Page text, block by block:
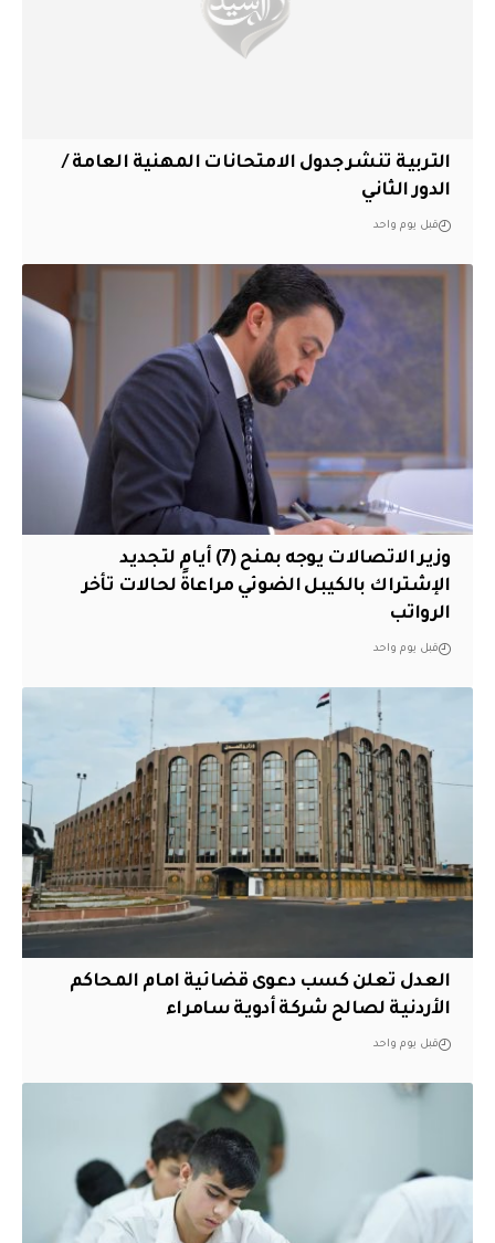
التربية تنشر جدول الامتحانات المهنية العامة /
الدور الثاني
قبل يوم واحد
وزير الاتصالات يوجه بمنح (7) أيام لتجديد
الإشتراك بالكيبل الضوئي مراعاةً لحالات تأخر
الرواتب
قبل يوم واحد
العدل تعلن كسب دعوى قضائية امام المحاكم
الأردنية لصالح شركة أدوية سامراء
قبل يوم واحد